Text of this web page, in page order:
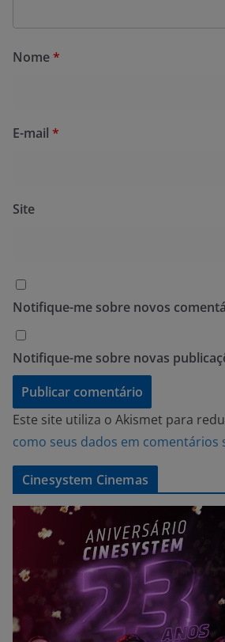
Nome*
E-mail *
Site
Notifique-me sobre novos
Notifique-me sobre novas
Este site utiliza o Akismet para
como seus dados em comentários
Cinesystem Cinemas